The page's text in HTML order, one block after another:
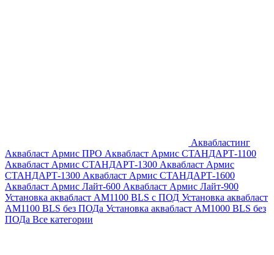
Аквабластинг
Аквабласт Армис ПРО Аквабласт Армис СТАНДАРТ-1100
Аквабласт Армис СТАНДАРТ-1300 Аквабласт Армис
СТАНДАРТ-1300 Аквабласт Армис СТАНДАРТ-1600
Аквабласт Армис Лайт-600 Аквабласт Армис Лайт-900
Установка аквабласт AM1100 BLS с ПОД Установка аквабласт
AM1100 BLS без ПОДа Установка аквабласт AM1000 BLS без
ПОДа Все категории